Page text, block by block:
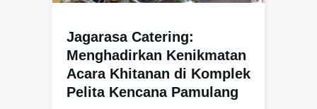
Jagarasa Catering:
Menghadirkan Kenikmatan
Acara Khitanan di Komplek
Pelita Kencana Pamulang